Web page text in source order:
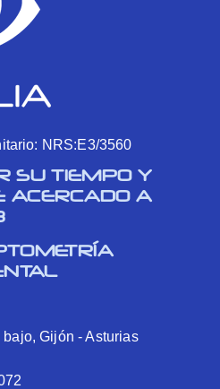
NRS:E3/3560
SU TIEMPO Y
ACERCADO A
Gijón - Asturias